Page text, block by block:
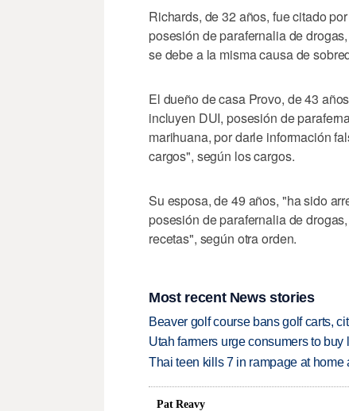
Richards, de 32 años, fue citado
posesión de parafernalia de
se debe a la misma causa de
El dueño de casa Provo, de 43
incluyen DUI, posesión de
marihuana, por darle información
cargos", según los cargos.
Su esposa, de 49 años, "ha sido
posesión de parafernalia de
recetas", según otra orden.
Most recent News stories
Beaver golf course bans golf carts,
Utah farmers urge consumers to
Thai teen kills 7 in rampage at
Pat Reavy